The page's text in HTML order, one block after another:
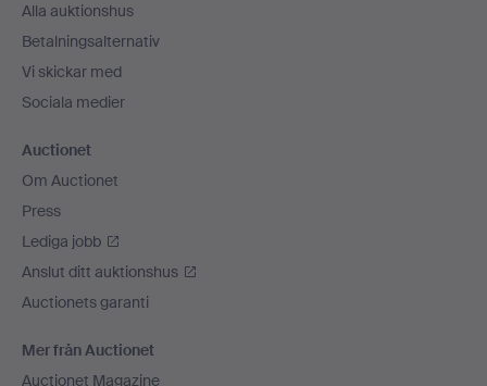
Alla auktionshus
Betalningsalternativ
Vi skickar med
Sociala medier
Auctionet
Om Auctionet
Press
Lediga jobb
Anslut ditt auktionshus
Auctionets garanti
Mer från Auctionet
Auctionet Magazine